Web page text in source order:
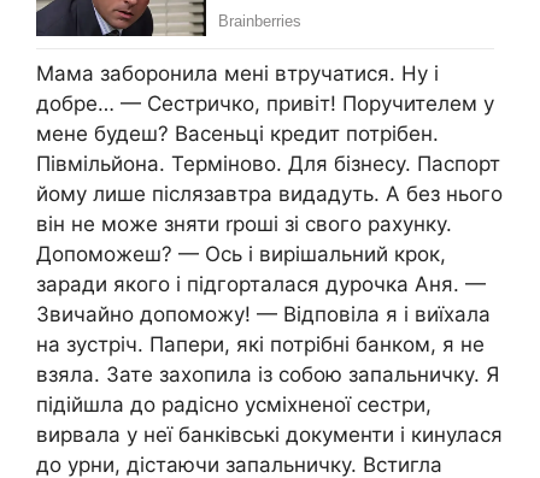
Мама заборонила мені втручатися. Ну і
добре… — Сестричко, привіт! Пopyчителем у
мене будеш? Васеньці кредит потрібен.
Півмільйона. Терміново. Для бізнесу. Паспорт
йому лише післязавтра видадуть. А без нього
він не може зняти rроші зі свого рахунку.
Допоможеш? — Ось і вирішальний крок,
заради якого і підгорталася дypoчка Аня. —
Звичайно допоможу! — Відповіла я і виїхала
на зустріч. Папери, які потрібні банком, я не
взяла. Зате захопила із собою запальничку. Я
підійшла до радісно усміхненої сестри,
вирвала у неї банківські документи і кинулася
до урни, дістаючи запальничку. Встигла